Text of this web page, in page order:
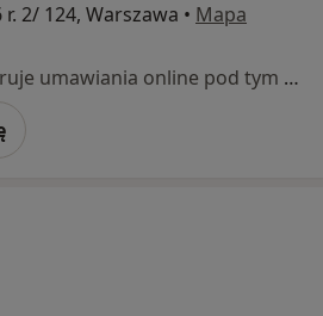
2/ 124, Warszawa • Mapa
Specjalista nie oferuje umawiania online pod tym adresem.